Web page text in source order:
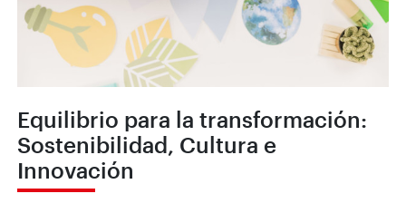
Equilibrio para la transformación:
Sostenibilidad, Cultura e
Innovación